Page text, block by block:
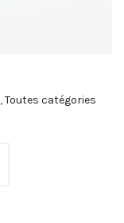
,Toutes catégories